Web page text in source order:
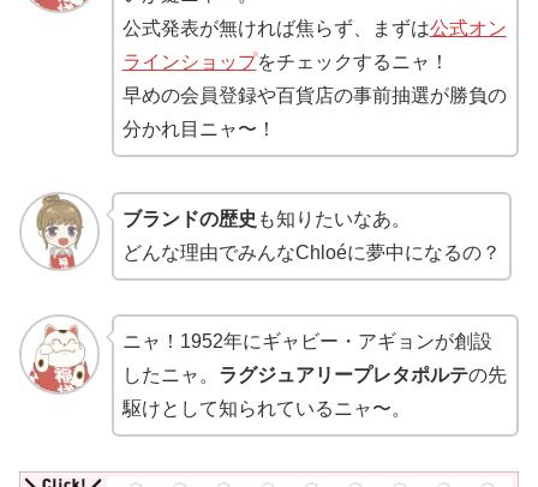
公式発表が無ければ焦らず、まずは公式オン
ラインショップをチェックするニャ！
早めの会員登録や百貨店の事前抽選が勝負の
分かれ目ニャ〜！
ブランドの歴史 も知りたいなあ。
どんな理由でみんなChloéに夢中になるの？
ニャ！1952年にギャビー・アギョンが創設
したニャ。 ラグジュアリープレタポルテの先
駆けとして知られているニャ〜。